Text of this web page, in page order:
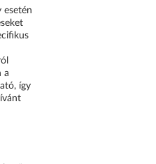
esetén
a
így